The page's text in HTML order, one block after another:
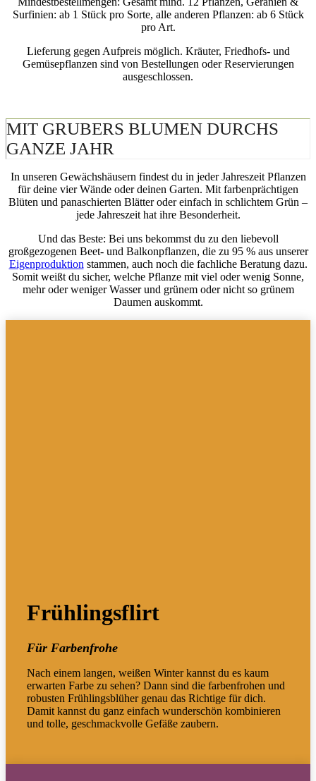
Surfinien: ab 1 Stück pro Sorte, alle anderen Pflanzen: ab 6 Stück
pro Art.
Lieferung gegen Aufpreis möglich. Kräuter, Friedhofs- und
Gemüsepflanzen sind von Bestellungen oder Reservierungen
ausgeschlossen.
In unseren Gewächshäusern findest du in jeder Jahreszeit Pflanzen
für deine vier Wände oder deinen Garten. Mit farbenprächtigen
Blüten und panaschierten Blätter oder einfach in schlichtem Grün –
jede Jahreszeit hat ihre Besonderheit.
Und das Beste: Bei uns bekommst du zu den liebevoll
großgezogenen Beet- und Balkonpflanzen, die zu 95 % aus unserer
Eigenproduktion stammen, auch noch die fachliche Beratung dazu.
Somit weißt du sicher, welche Pflanze mit viel oder wenig Sonne,
mehr oder weniger Wasser und grünem oder nicht so grünem
Daumen auskommt.
Frühlingsflirt
Für Farbenfrohe
Nach einem langen, weißen Winter kannst du es kaum
erwarten Farbe zu sehen? Dann sind die farbenfrohen und
robusten Frühlingsblüher genau das Richtige für dich.
Damit kannst du ganz einfach wunderschön kombinieren
und tolle, geschmackvolle Gefäße zaubern.